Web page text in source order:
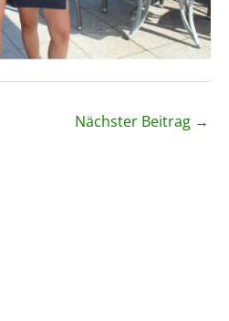
Nächster Beitrag →